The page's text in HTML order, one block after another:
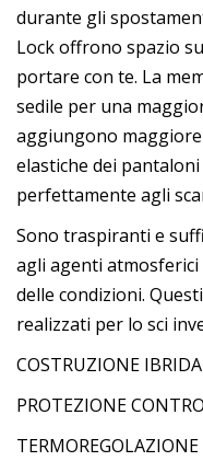
durante gli
Lock offrono spazio
portare con te. La
sedile per una
aggiungono
elastiche dei
perfettamente agli
Sono traspiranti e
agli agenti
delle condizioni.
realizzati per lo sci
COSTRUZIONE
PROTEZIONE
TERMOREGOLAZIONE